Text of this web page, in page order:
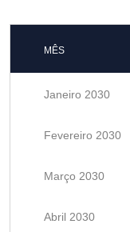
MÊS
Janeiro 2030
Fevereiro 2030
Março 2030
Abril 2030